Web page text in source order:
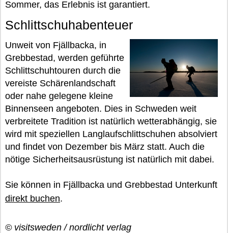
Sommer, das Erlebnis ist garantiert.
Schlittschuhabenteuer
Unweit von Fjällbacka, in
Grebbestad, werden geführte
Schlittschuhtouren durch die
vereiste Schärenlandschaft
oder nahe gelegene kleine
Binnenseen angeboten. Dies in Schweden weit
verbreitete Tradition ist natürlich wetterabhängig, sie
wird mit speziellen Langlaufschlittschuhen absolviert
und findet von Dezember bis März statt. Auch die
nötige Sicherheitsausrüstung ist natürlich mit dabei.
Sie können in Fjällbacka und Grebbestad Unterkunft
direkt buchen.
© visitsweden / nordlicht verlag